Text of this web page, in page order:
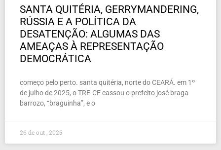
SANTA QUITÉRIA, GERRYMANDERING,
RÚSSIA E A POLÍTICA DA
DESATENÇÃO: ALGUMAS DAS
AMEAÇAS À REPRESENTAÇÃO
DEMOCRÁTICA
começo pelo perto. santa quitéria, norte do CEARÁ. em 1º
de julho de 2025, o TRE-CE cassou o prefeito josé braga
barrozo, “braguinha”, e o
26 de out , 2025